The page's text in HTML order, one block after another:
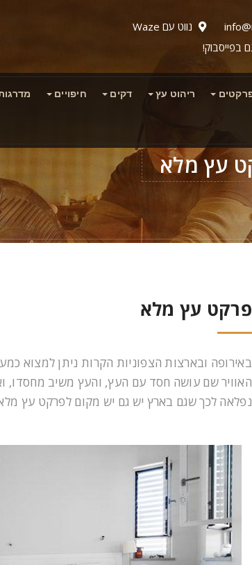
נווט עם Waze
בפייסבוק!
ריהוט עץ דקים חיפויים
עץ מלא
פרקט עץ מלא
באירופה ובארצות הצפוניות הקרות ניתן למצוא
האוויר שם עושה חסד עם העץ, והעץ משיב מחסדו,
נפלאה לכך שגם בארץ יש גם יש מקום לפרקט עץ